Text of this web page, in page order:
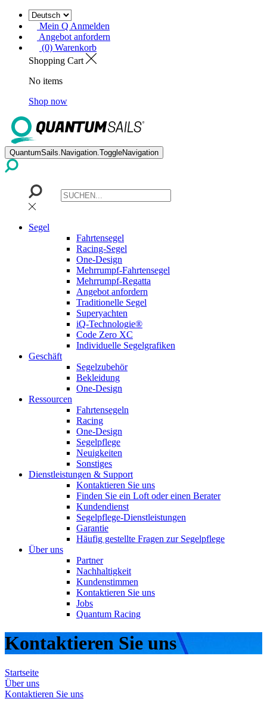
Mein Q Anmelden
Angebot anfordern
(0) Warenkorb
Shopping Cart
No items
Shop now
QuantumSails.Navigation.ToggleNavigation
Segel
Fahrtensegel
Racing-Segel
One-Design
Mehrrumpf-Fahrtensegel
Mehrrumpf-Regatta
Angebot anfordern
Traditionelle Segel
Superyachten
iQ-Technologie®
Code Zero XC
Individuelle Segelgrafiken
Geschäft
Segelzubehör
Bekleidung
One-Design
Ressourcen
Fahrtensegeln
Racing
One-Design
Segelpflege
Neuigkeiten
Sonstiges
Dienstleistungen & Support
Kontaktieren Sie uns
Finden Sie ein Loft oder einen Berater
Kundendienst
Segelpflege-Dienstleistungen
Garantie
Häufig gestellte Fragen zur Segelpflege
Über uns
Partner
Nachhaltigkeit
Kundenstimmen
Kontaktieren Sie uns
Jobs
Quantum Racing
Kontaktieren Sie uns
Startseite
Über uns
Kontaktieren Sie uns